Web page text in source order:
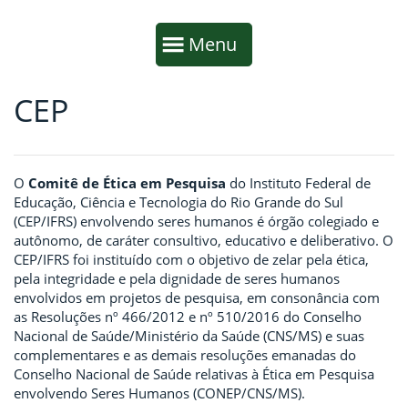
Mostrar
Menu
Fim da navegação
Início do conteúdo
CEP
O Comitê de Ética em Pesquisa do Instituto Federal de
Educação, Ciência e Tecnologia do Rio Grande do Sul
(CEP/IFRS) envolvendo seres humanos é órgão colegiado e
autônomo, de caráter consultivo, educativo e deliberativo. O
CEP/IFRS foi instituído com o objetivo de zelar pela ética,
pela integridade e pela dignidade de seres humanos
envolvidos em projetos de pesquisa, em consonância com
as Resoluções nº 466/2012 e nº 510/2016 do Conselho
Nacional de Saúde/Ministério da Saúde (CNS/MS) e suas
complementares e as demais resoluções emanadas do
Conselho Nacional de Saúde relativas à Ética em Pesquisa
envolvendo Seres Humanos (CONEP/CNS/MS).